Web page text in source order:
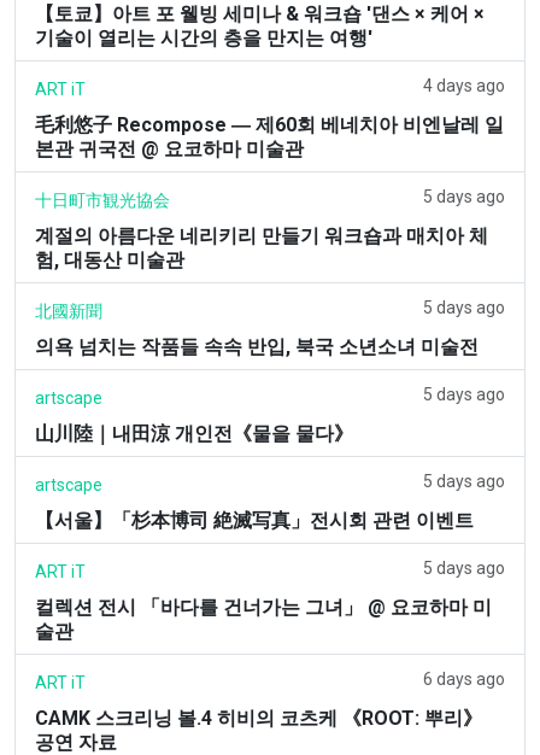
【토쿄】아트 포 웰빙 세미나 & 워크숍 '댄스 × 케어 ×
기술이 열리는 시간의 층을 만지는 여행'
ART iT 4 days ago
毛利悠子 Recompose ― 제60회 베네치아 비엔날레 일
본관 귀국전 @ 요코하마 미술관
十日町市観光協会 5 days ago
계절의 아름다운 네리키리 만들기 워크숍과 매치아 체
험, 대동산 미술관
北國新聞 5 days ago
의욕 넘치는 작품들 속속 반입, 북국 소년소녀 미술전
artscape 5 days ago
山川陸｜내田涼 개인전《물을 물다》
artscape 5 days ago
【서울】「杉本博司 絶滅写真」전시회 관련 이벤트
ART iT 5 days ago
컬렉션 전시 「바다를 건너가는 그녀」 @ 요코하마 미
술관
ART iT 6 days ago
CAMK 스크리닝 볼.4 히비의 코츠케 《ROOT: 뿌리》
공연 자료